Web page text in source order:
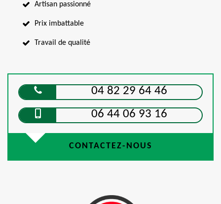
Artisan passionné
Prix imbattable
Travail de qualité
04 82 29 64 46
06 44 06 93 16
CONTACTEZ-NOUS